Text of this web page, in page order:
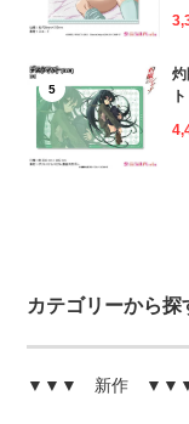
5
カテゴリーから探
▼▼▼ 新作